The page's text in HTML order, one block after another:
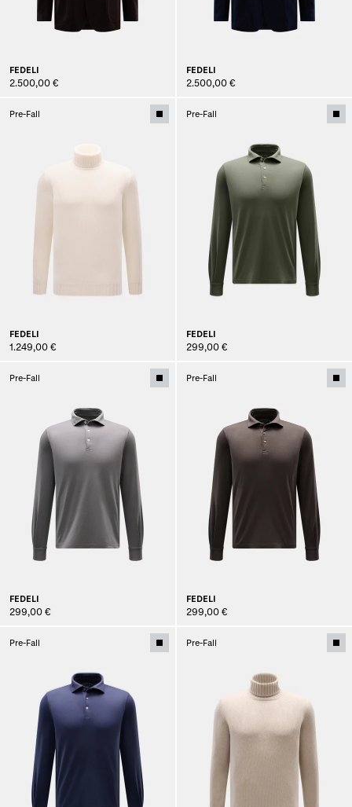
FEDELI
2.500,00 €
FEDELI
2.500,00 €
Pre-Fall
FEDELI
1.249,00 €
Pre-Fall
FEDELI
299,00 €
Pre-Fall
FEDELI
299,00 €
Pre-Fall
FEDELI
299,00 €
Pre-Fall Pre-Fall